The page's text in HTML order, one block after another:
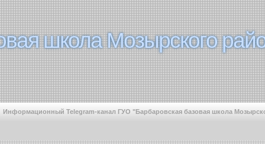
школа Мозырского
школа Мозырского
Информационный Telegram-канал ГУО "Барбаровская базовая школа